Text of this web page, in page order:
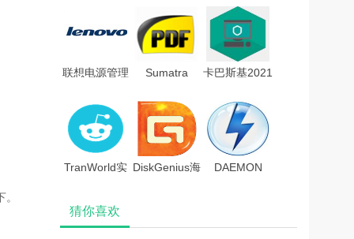
官方XP版
化补丁v2.0
联想电源管理
Energy
Management)v6.0.2.0
官方版
Sumatra
色破解版
卡巴斯基2021
TranWorld实
V0.7.8 官方电
DiskGenius海
DAEMON
猜你喜欢